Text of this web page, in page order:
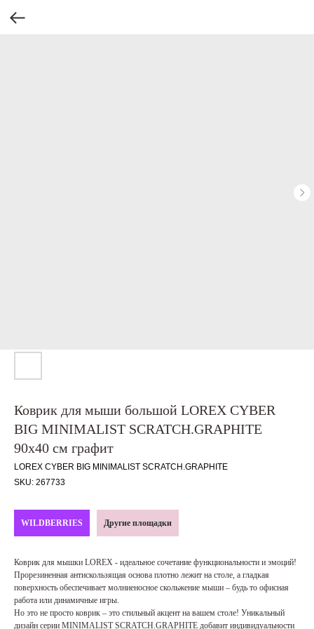
Коврик для мыши большой LOREX CYBER
BIG MINIMALIST SCRATCH.GRAPHITE
90х40 см графит
LOREX CYBER BIG MINIMALIST SCRATCH.GRAPHITE
SKU: 267733
WILDBERRIES Другие площадки
Коврик для мышки LOREX - идеальное сочетание функциональности и эмоций!
Прорезиненная антискользящая основа плотно лежит на столе, а гладкая
поверхность обеспечивает молниеносное скольжение мыши – будь то офисная
работа или динамичные игры.
Но это не просто коврик – это стильный акцент на вашем столе! Уникальный
дизайн серии MINIMALIST SCRATCH.GRAPHITE добавит индивидуальности